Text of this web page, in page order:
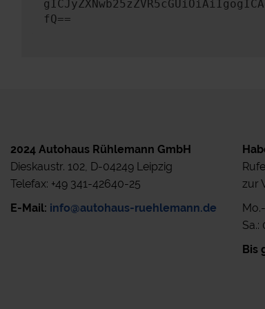
fQ==
2024 Autohaus Rühlemann GmbH
Dieskaustr. 102, D-04249 Leipzig
Telefax: +49 341-42640-25
E-Mail: info@autohaus-ruehlemann.de
zur
Sa.:
Bis